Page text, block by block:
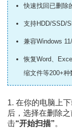
快速找回已删除
支持HDD/SSD/
兼容Windows
恢复Word、
缩文件等200+种
1. 在你的电脑上
后，选择在删除
击“开始扫描”。